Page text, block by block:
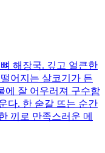
해장국. 깊고 얼큰한
어지는 살코기가 든
에 잘 어우러져 구수함
다. 한 숟갈 뜨는 순간
끼로 만족스러운 메